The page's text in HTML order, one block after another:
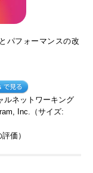
パフォーマンスの改
ルネットワーキング
Inc.（サイズ:
価）